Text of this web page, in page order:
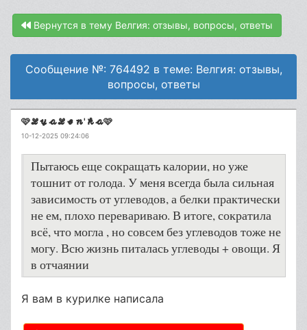
Вернутся в тему Велгия: отзывы, вопросы, ответы
Сообщение №: 764492 в теме: Велгия: отзывы,
вопросы, ответы
🩷𝓛𝔂𝓪𝓛𝓮𝓷'𝓴𝓪🩷
10-12-2025 09:24:06
Пытаюсь еще сокращать калории, но уже
тошнит от голода. У меня всегда была сильная
зависимость от углеводов, а белки практически
не ем, плохо перевариваю. В итоге, сократила
всё, что могла , но совсем без углеводов тоже не
могу. Всю жизнь питалась углеводы + овощи. Я
в отчаянии
Я вам в курилке написала